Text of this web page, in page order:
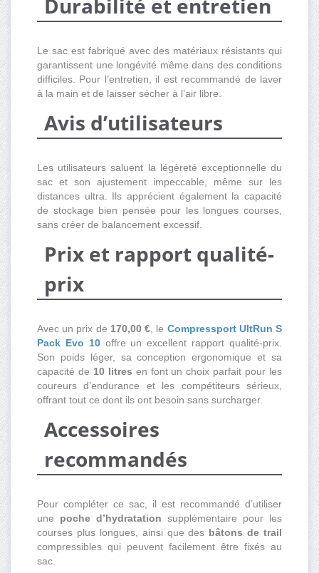
Durabilité et entretien
Le sac est fabriqué avec des matériaux résistants qui
garantissent une longévité même dans des conditions
difficiles. Pour l’entretien, il est recommandé de laver
à la main et de laisser sécher à l’air libre.
Avis d’utilisateurs
Les utilisateurs saluent la légèreté exceptionnelle du
sac et son ajustement impeccable, même sur les
distances ultra. Ils apprécient également la capacité
de stockage bien pensée pour les longues courses,
sans créer de balancement excessif.
Prix et rapport qualité-
prix
Avec un prix de 170,00 €, le Compressport UltRun S
Pack Evo 10offre un excellent rapport qualité-prix.
Son poids léger, sa conception ergonomique et sa
capacité de 10 litres en font un choix parfait pour les
coureurs d’endurance et les compétiteurs sérieux,
offrant tout ce dont ils ont besoin sans surcharger.
Accessoires
recommandés
Pour compléter ce sac, il est recommandé d’utiliser
une poche d’hydratation supplémentaire pour les
courses plus longues, ainsi que des bâtons de trail
compressibles qui peuvent facilement être fixés au
sac.